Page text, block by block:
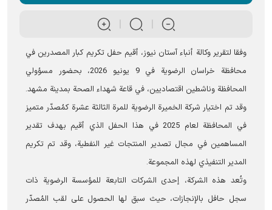
وفقا لتقرير وکالة أنباء آستان نيوز، أقيم حفل تكريم كبار المصدرين في
محافظة خراسان الرضوية في 9 يونيو 2026، بحضور مسؤولي
المحافظة وناشطين اقتصاديين، في قاعة شهداء الصحة بمدينة مشهد.
وقد تم اختیار شرکة الخمیرة الرضویة للمرة الثالثة عشرة كمُصدّر متميز
في المحافظة لعام 2025 في هذا الحفل الذي أقيم بهدف تقدير
المساهمين في مجال تصدير المنتجات غير النفطية، وقد تم تكريم
المدير التنفيذي لهذه المجموعة.
وتُعد هذه الشركة، إحدى الشركات التابعة للمؤسسة الرضوية ذات
سجل حافل بالإنجازات، حيث سبق لها الحصول على لقب المُصدّر